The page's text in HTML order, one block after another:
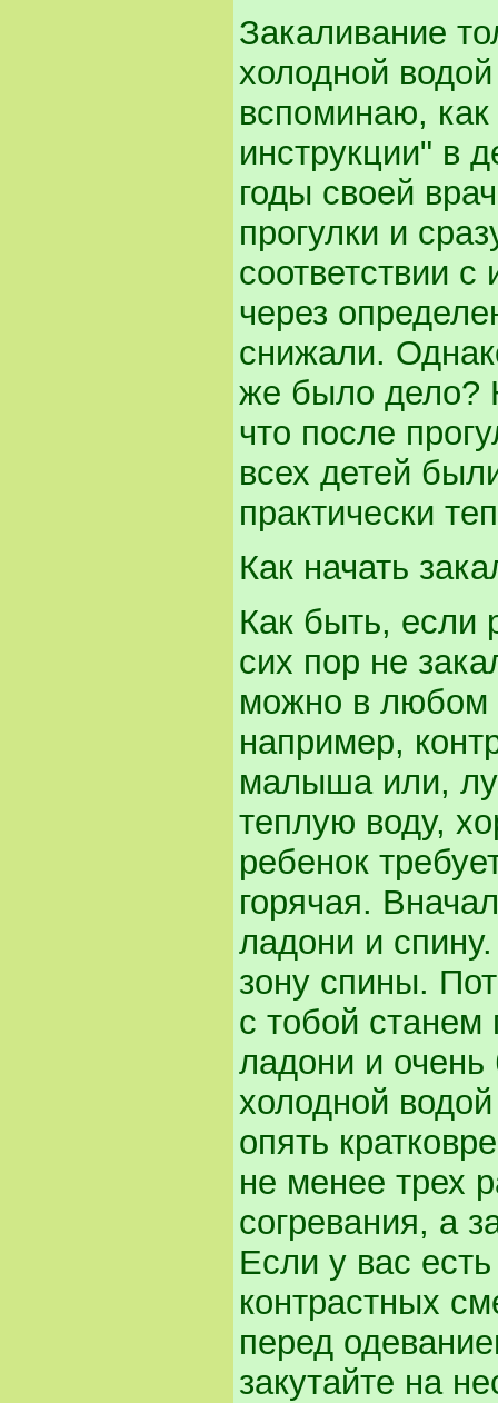
Закаливание
холодной
вспоминаю,
инструкции" в
годы своей
прогулки и
соответствии
через
снижали.
же было дело?
что после
всех детей
практически
Как начать
Как быть, если
сих пор не
можно в любом
например,
малыша или,
теплую воду,
ребенок
горячая.
ладони и
зону спины.
с тобой
ладони и очень
холодной
опять
не менее трех
согревания, а
Если у вас
контрастных
перед
закутайте на